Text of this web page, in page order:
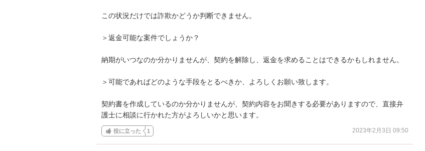
この状況だけでは詐欺かどうか判断できません。
＞返金可能な案件でしょうか？
納期がいつなのか分かりませんが、契約を解除し、返金を求めることはできるかもしれません。
＞可能であればどのような手段をとるべきか、よろしくお願い致します。
契約書を作成しているのか分かりませんが、契約内容をお聞きする必要がありますので、直接弁
護士に相談に行かれた方がよろしいかと思います。
役に立った 1 2023年2月3日 09:50